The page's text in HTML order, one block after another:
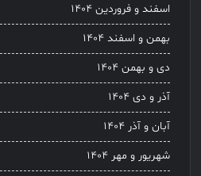
اسفند و فروردین ۱۴۰۴
بهمن و اسفند ۱۴۰۴
دی و بهمن ۱۴۰۴
آذر و دی ۱۴۰۴
آبان و آذر ۱۴۰۴
شهریور و مهر ۱۴۰۴